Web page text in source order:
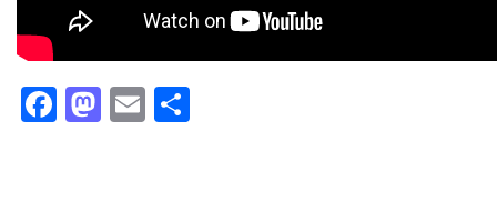
Facebook
Mastodon
Email